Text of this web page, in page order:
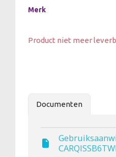
Merk
Product niet meer
Documenten